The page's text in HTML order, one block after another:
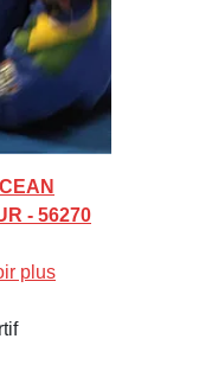
- 56270
plus